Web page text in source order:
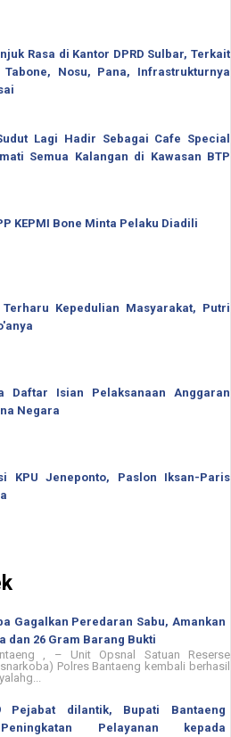
Rasa di Kantor DPRD Sulbar, Terkait
Nosu, Pana, Infrastrukturnya
Lagi Hadir Sebagai Cafe Special
Semua Kalangan di Kawasan BTP
KEPMI Bone Minta Pelaku Diadili
Kepedulian Masyarakat, Putri
Daftar Isian Pelaksanaan Anggaran
Negara
KPU Jeneponto, Paslon Iksan-Paris
Gagalkan Peredaran Sabu, Amankan
dan 26 Gram Barang Bukti
, – Unit Opsnal Satuan Reserse
Polres Bantaeng kembali berhasil
Pejabat dilantik, Bupati Bantaeng
Pelayanan kepada